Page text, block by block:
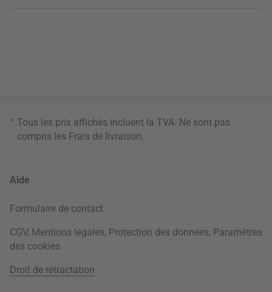
* Tous les prix affichés incluent la TVA. Ne sont pas
compris les Frais de livraison
Aide
Formulaire de contact
CGV, Mentions légales, Protection des données, Paramètres
des cookies
Droit de rétractation